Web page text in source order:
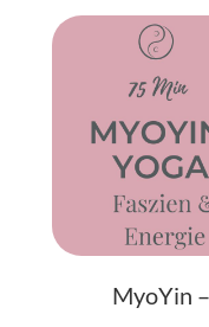
MyoYin